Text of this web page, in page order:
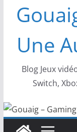
SWITCH
Une
Blog Jeux
Switch,